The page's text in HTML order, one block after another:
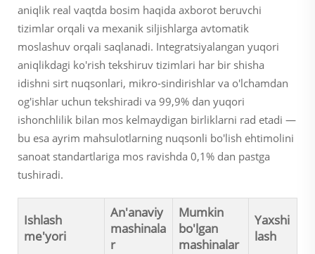
aniqlik real vaqtda bosim haqida axborot beruvchi
tizimlar orqali va mexanik siljishlarga avtomatik
moslashuv orqali saqlanadi. Integratsiyalangan yuqori
aniqlikdagi ko'rish tekshiruv tizimlari har bir shisha
idishni sirt nuqsonlari, mikro-sindirishlar va o'lchamdan
og'ishlar uchun tekshiradi va 99,9% dan yuqori
ishonchlilik bilan mos kelmaydigan birliklarni rad etadi —
bu esa ayrim mahsulotlarning nuqsonli bo'lish ehtimolini
sanoat standartlariga mos ravishda 0,1% dan pastga
tushiradi.
Ishlash
me'yori
An'anaviy
mashinala
r
Mumkin
bo'lgan
mashinalar
Yaxshi
lash